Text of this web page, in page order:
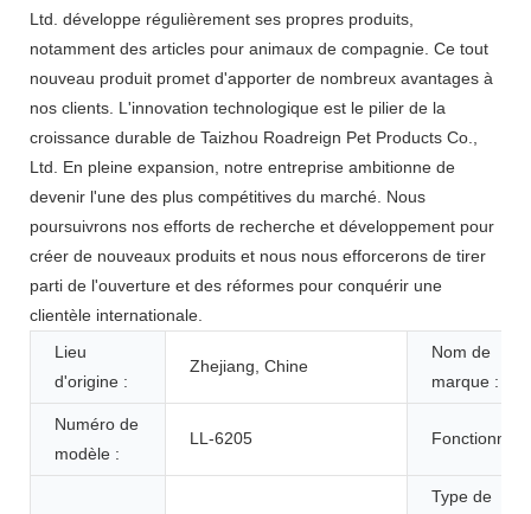
Ltd. développe régulièrement ses propres produits,
notamment des articles pour animaux de compagnie. Ce tout
nouveau produit promet d'apporter de nombreux avantages à
nos clients. L'innovation technologique est le pilier de la
croissance durable de Taizhou Roadreign Pet Products Co.,
Ltd. En pleine expansion, notre entreprise ambitionne de
devenir l'une des plus compétitives du marché. Nous
poursuivrons nos efforts de recherche et développement pour
créer de nouveaux produits et nous nous efforcerons de tirer
parti de l'ouverture et des réformes pour conquérir une
clientèle internationale.
Lieu
d'origine :
Zhejiang, Chine
Nom de
marque :
Numéro de
modèle :
LL-6205
Type de